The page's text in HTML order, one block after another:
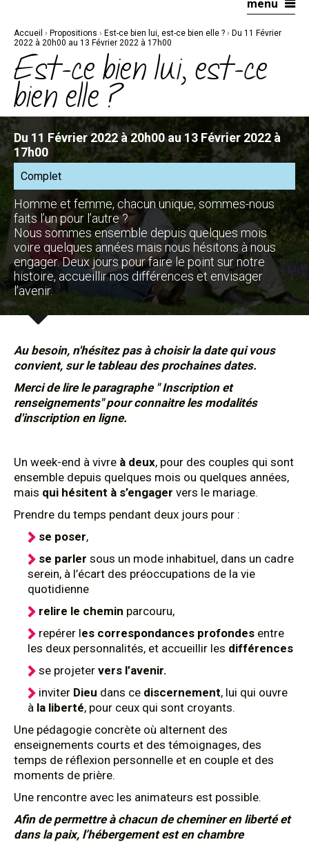
navigation
menu
Accueil › Propositions › Est-ce bien lui, est-ce bien elle ? › Du 11 Février
2022 à 20h00 au 13 Février 2022 à 17h00
Est-ce bien lui, est-ce
bien elle ?
Du 11 Février 2022 à 20h00 au 13 Février 2022 à
17h00
Complet
Homme et femme, chacun unique, sommes-nous
faits l’un pour l’autre ?
Nous sommes ensemble depuis quelques mois
voire quelques années mais nous hésitons à nous
engager. Deux jours pour faire le point sur notre
histoire, accueillir nos différences et envisager
l’avenir.
Au besoin, n'hésitez pas à choisir la date qui vous
convient, sur le tableau des prochaines dates.
Merci de lire le paragraphe " Inscription et
renseignements" pour connaitre les modalités
d'inscription en ligne.
Un week-end à vivre à deux, pour des couples qui sont
ensemble depuis quelques mois ou quelques années,
mais qui hésitent à s’engager vers le mariage.
Prendre du temps pendant deux jours pour :
se poser,
se parler sous un mode inhabituel, dans un cadre
serein, à l’écart des préoccupations de la vie
quotidienne
relire le chemin parcouru,
repérer les correspondances profondes entre
les deux personnalités, et accueillir les différences
se projeter vers l’avenir.
inviter Dieu dans ce discernement, lui qui ouvre
à la liberté, pour ceux qui sont croyants.
Une pédagogie concrète où alternent des
enseignements courts et des témoignages, des
temps de réflexion personnelle et en couple et des
moments de prière.
Une rencontre avec les animateurs est possible.
Afin de permettre à chacun de cheminer en liberté et
dans la paix, l’hébergement est en chambre